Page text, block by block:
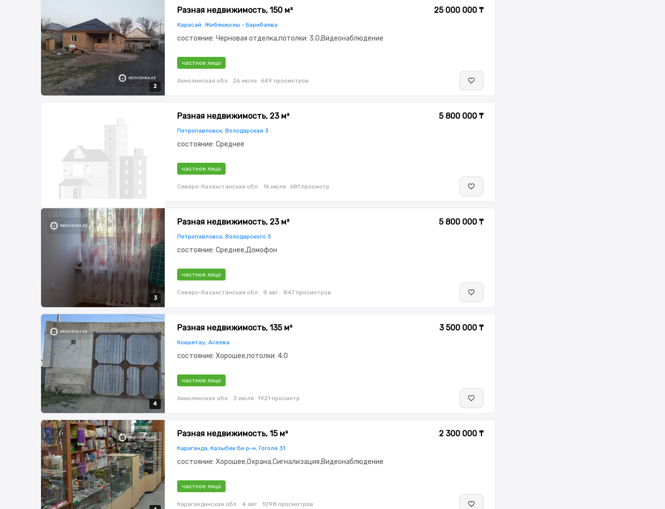
2
2
Разная недвижимость, 150 м²
Карасай, Жибекжолы - Барибаева
25 000 000 ₸
состояние: Черновая отделка,потолки: 3.0,Видеонаблюдение
частное лицо
Акмолинская обл. 26 июля 649 просмотров
Разная недвижимость, 23 м²
Петропавловск, Володарская 3
5 800 000 ₸
состояние: Среднее
частное лицо
Северо-Казахстанская обл. 16 июля 681 просмотр
3
3
3
Разная недвижимость, 23 м²
Петропавловск, Володарского 3
5 800 000 ₸
состояние: Среднее,Домофон
частное лицо
Северо-Казахстанская обл. 8 авг. 847 просмотров
4
4
4
4
Разная недвижимость, 135 м²
Кокшетау, Асеева
3 500 000 ₸
состояние: Хорошее,потолки: 4.0
частное лицо
Акмолинская обл. 3 июля 1921 просмотр
Разная недвижимость, 15 м²
Караганда, Казыбек би р-н, Гоголя 31
2 300 000 ₸
состояние: Хорошее,Охрана,Сигнализация,Видеонаблюдение
частное лицо
Карагандинская обл. 4 авг. 1098 просмотров